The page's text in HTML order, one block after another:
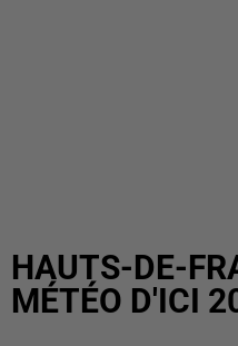
HAUTS-DE-
MÉTÉO D'ICI